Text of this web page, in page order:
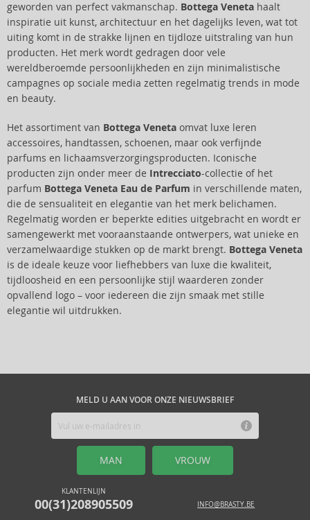
geworden van perfect vakmanschap. Bottega Veneta haalt
inspiratie uit kunst, architectuur en het dagelijks leven, wat tot
uiting komt in de strakke lijnen en tijdloze uitstraling van hun
producten. Het merk wordt gedragen door vele
wereldberoemde persoonlijkheden en zijn minimalistische
campagnes op sociale media zetten regelmatig trends in mode
en beauty.
Het assortiment van Bottega Veneta omvat luxe leren
accessoires, handtassen, schoenen, maar ook verfijnde
parfums en lichaamsverzorgingsproducten. Iconische
producten zijn onder meer de Intrecciato-collectie of het
parfum Bottega Veneta Eau de Parfum in verschillende maten,
die de sensualiteit en elegantie van het merk belichamen.
Regelmatig worden er beperkte edities uitgebracht en wordt er
samengewerkt met vooraanstaande ontwerpers, wat unieke en
verzamelwaardige stukken op de markt brengt. Bottega Veneta
is de ideale keuze voor liefhebbers van luxe die kwaliteit,
tijdloosheid en een persoonlijke stijl waarderen zonder
opvallend logo – voor iedereen die zijn smaak met stille
elegantie wil uitdrukken.
MELD U AAN VOOR ONZE NIEUWSBRIEF
MAN VROUW
KLANTENLIJN
00(31)208905509 INFO@BRASTY.BE